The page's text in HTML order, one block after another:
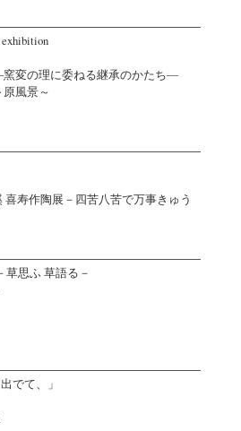
exhibition
変の理に委ねる継承のかたち―
風景～
喜寿作陶展－四苦八苦で万事きゅう
草思ふ 草語る－
でて、」